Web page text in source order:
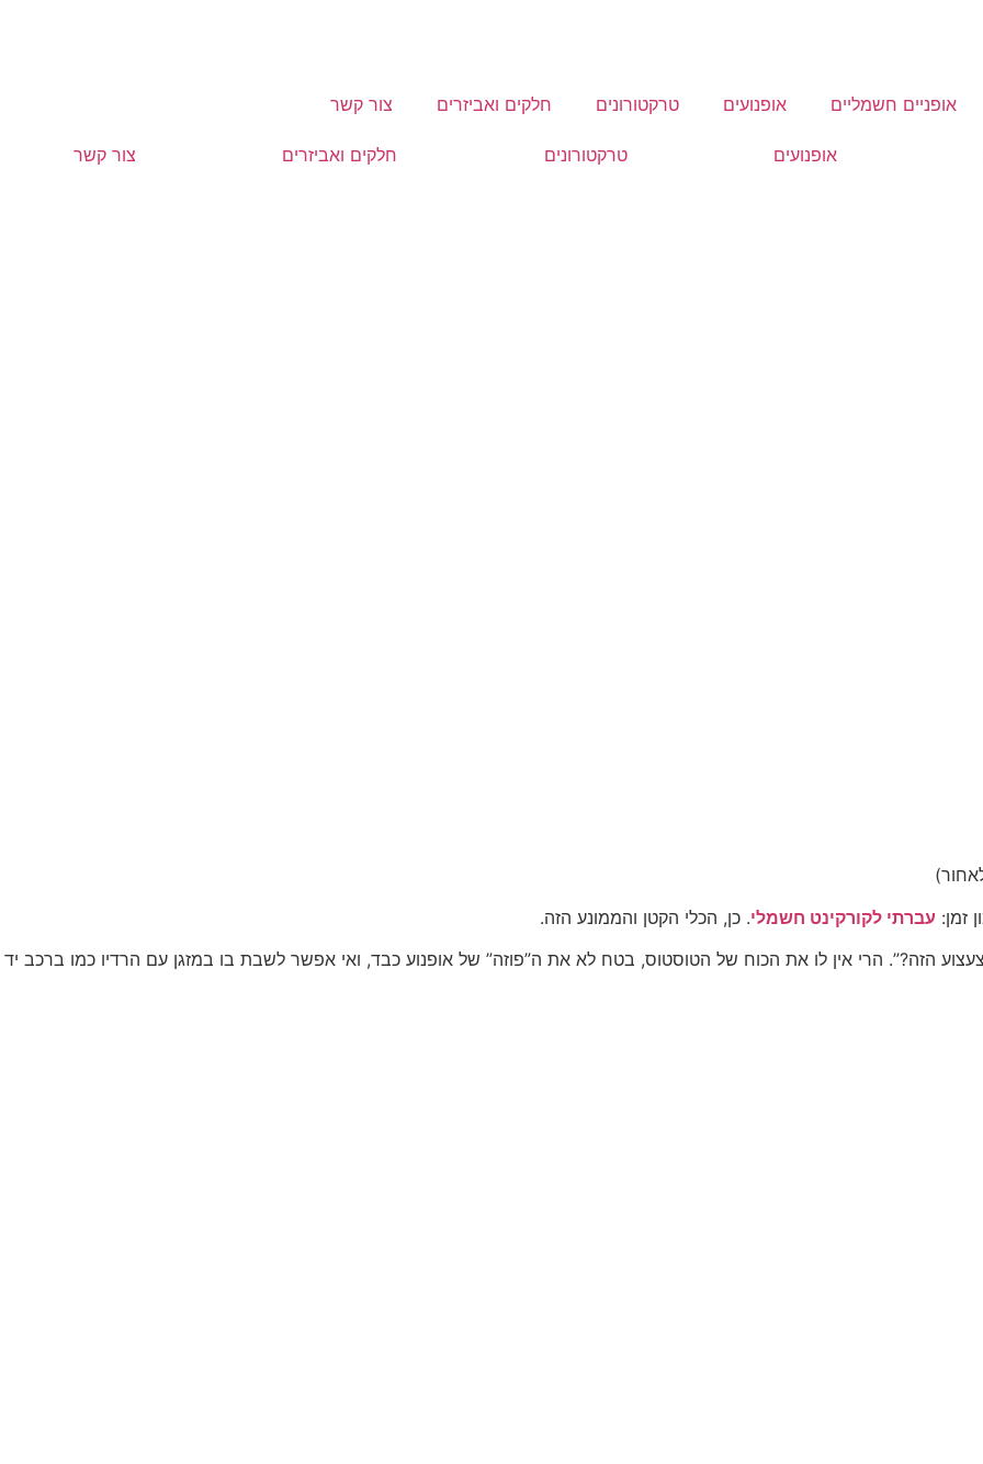
אופניים חשמליים אופנועים טרקטורונים חלקים ואביזרים צור קשר
אופנועים טרקטורונים חלקים ואביזרים צור קשר
זמן: עברתי לקורקינט חשמלי. כן, הכלי הקטן והממונע הזה.
הזה?”. הרי אין לו את הכוח של הטוסטוס, בטח לא את ה”פוזה” של אופנוע כבד, ואי אפשר לשבת בו במזגן עם הרדיו כמו ברכב יד